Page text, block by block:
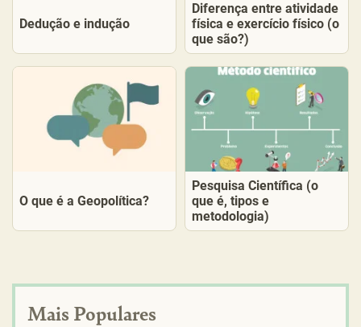
Dedução e indução
Diferença entre atividade
física e exercício físico (o
que são?)
O que é a Geopolítica?
Pesquisa Científica (o
que é, tipos e
metodologia)
Mais Populares